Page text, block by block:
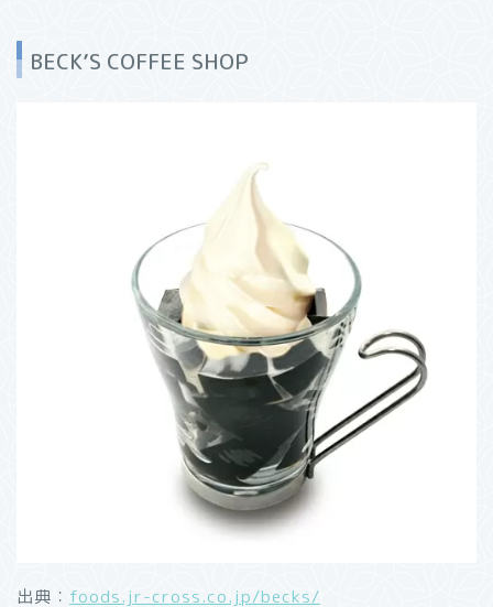
BECK’S COFFEE SHOP
出典： foods.jr-cross.co.jp/becks/